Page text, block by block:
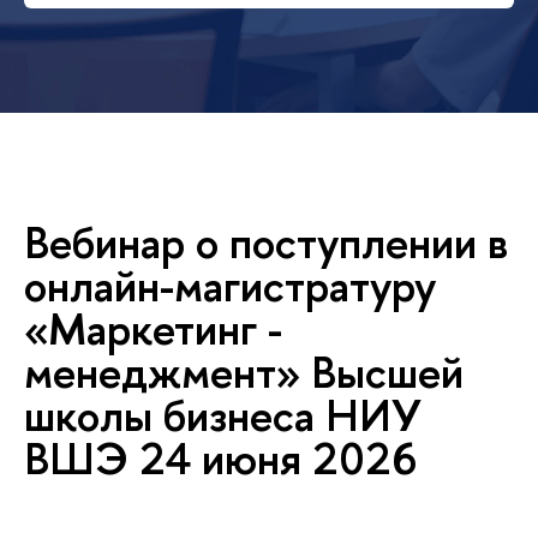
ебинар о поступлении
онлайн-магистратуру
«Маркетинг -
менеджмент» Высшей
школы бизнеса НИУ
ШЭ 24 июня 2026